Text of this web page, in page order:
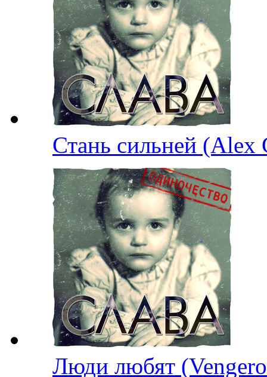
Стань сильней
Люди любят